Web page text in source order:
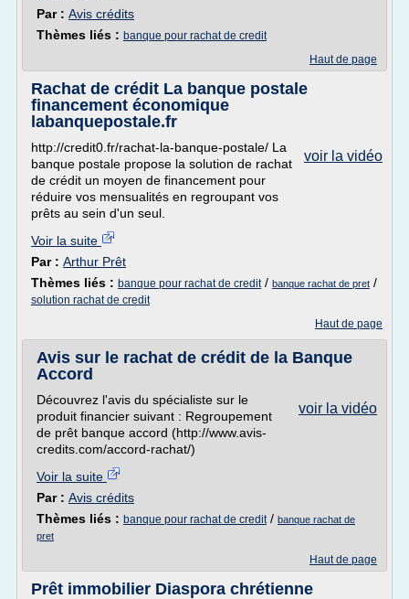
Par : Avis crédits
Thèmes liés : banque pour rachat de credit
Haut de page
Rachat de crédit La banque postale
financement économique
labanquepostale.fr
voir la vidéo
http://credit0.fr/rachat-la-banque-postale/ La
banque postale propose la solution de rachat
de crédit un moyen de financement pour
réduire vos mensualités en regroupant vos
prêts au sein d'un seul.
Voir la suite
Par : Arthur Prêt
Thèmes liés : banque pour rachat de credit/ banque rachat de pret /
solution rachat de credit
Haut de page
Avis sur le rachat de crédit de la Banque
Accord
voir la vidéo
Découvrez l'avis du spécialiste sur le
produit financier suivant : Regroupement
de prêt banque accord (http://www.avis-
credits.com/accord-rachat/)
Voir la suite
Par : Avis crédits
Thèmes liés : banque pour rachat de credit/ banque rachat de
pret
Haut de page
Prêt immobilier Diaspora chrétienne